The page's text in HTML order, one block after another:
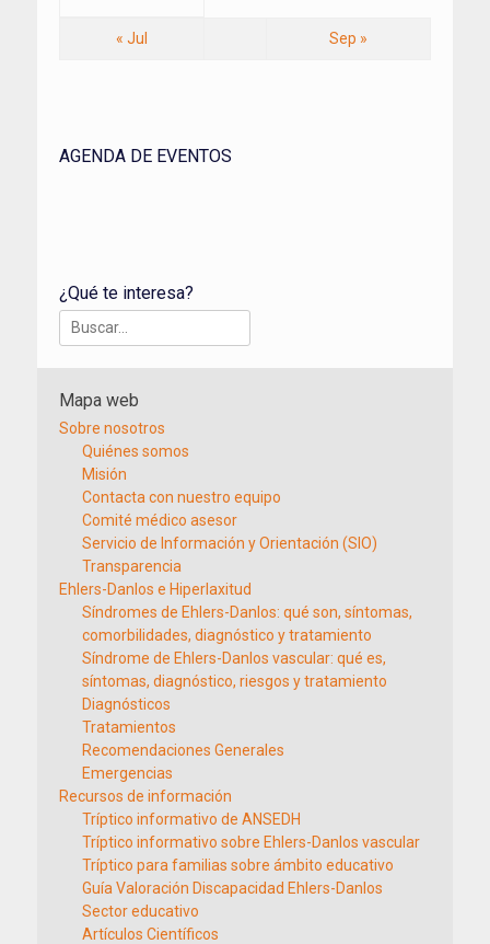
« Jul Sep »
AGENDA DE EVENTOS
¿Qué te interesa?
Buscar:
Mapa web
Sobre nosotros
Quiénes somos
Misión
Contacta con nuestro equipo
Comité médico asesor
Servicio de Información y Orientación (SIO)
Transparencia
Ehlers-Danlos e Hiperlaxitud
Síndromes de Ehlers-Danlos: qué son, síntomas,
comorbilidades, diagnóstico y tratamiento
Síndrome de Ehlers-Danlos vascular: qué es,
síntomas, diagnóstico, riesgos y tratamiento
Diagnósticos
Tratamientos
Recomendaciones Generales
Emergencias
Recursos de información
Tríptico informativo de ANSEDH
Tríptico informativo sobre Ehlers-Danlos vascular
Tríptico para familias sobre ámbito educativo
Guía Valoración Discapacidad Ehlers-Danlos
Sector educativo
Artículos Científicos